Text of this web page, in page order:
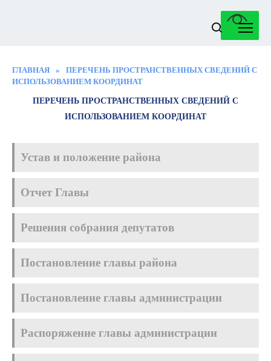
ГЛАВНАЯ »
ПЕРЕЧЕНЬ ПРОСТРАНСТВЕННЫХ СВЕДЕНИЙ С
ИСПОЛЬЗОВАНИЕМ КООРДИНАТ
ПЕРЕЧЕНЬ ПРОСТРАНСТВЕННЫХ СВЕДЕНИЙ С
ИСПОЛЬЗОВАНИЕМ КООРДИНАТ
Устав и положение района
Отчет Главы
Решения собрания депутатов
Постановление главы района
Постановление главы администрации
Распоряжение главы администрации